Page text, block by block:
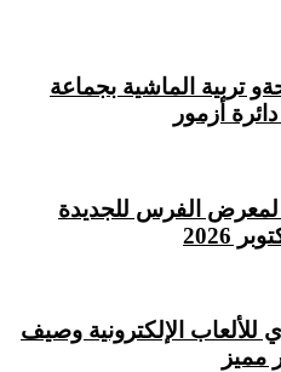
تربية الماشية بجماعة
أزمور
لمعرض الفرس للجديدة
للألعاب الإلكترونية وصيف
مميز